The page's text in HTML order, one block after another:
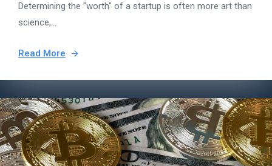
Determining the "worth" of a startup is often more art than
science,...
Read More